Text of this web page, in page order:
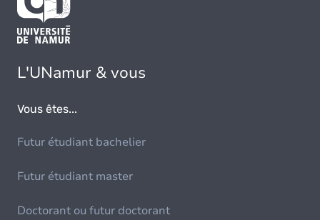
L'UNamur & vous
Vous êtes...
Futur étudiant bachelier
Futur étudiant master
Doctorant ou futur doctorant